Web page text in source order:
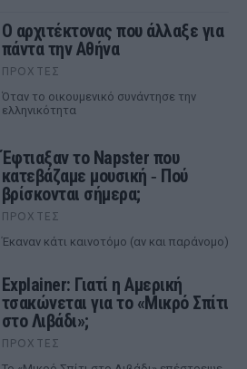
Ο αρχιτέκτονας που άλλαξε για
πάντα την Αθήνα
ΠΡΟΧΤΈΣ
Όταν το οικουμενικό συνάντησε την
ελληνικότητα
Έφτιαξαν το Napster που
κατεβάζαμε μουσική ‑ Πού
βρίσκονται σήμερα;
ΠΡΟΧΤΈΣ
Έκαναν κάτι καινοτόμο (αν και παράνομο)
Explainer: Γιατί η Αμερική
τσακώνεται για το «Μικρό Σπίτι
στο Λιβάδι»;
ΠΡΟΧΤΈΣ